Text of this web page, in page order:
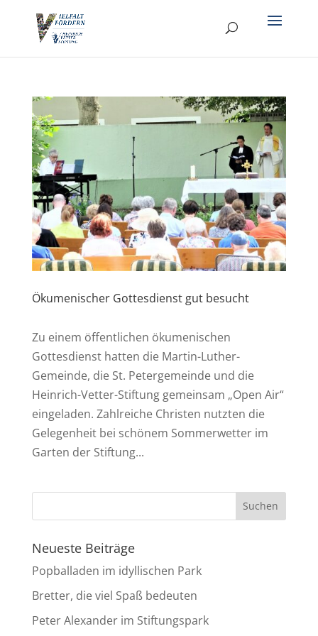
Ökumenischer Gottesdienst gut besucht
Zu einem öffentlichen ökumenischen
Gottesdienst hatten die Martin-Luther-
Gemeinde, die St. Petergemeinde und die
Heinrich-Vetter-Stiftung gemeinsam „Open Air“
eingeladen. Zahlreiche Christen nutzten die
Gelegenheit bei schönem Sommerwetter im
Garten der Stiftung...
Neueste Beiträge
Popballaden im idyllischen Park
Bretter, die viel Spaß bedeuten
Peter Alexander im Stiftungspark